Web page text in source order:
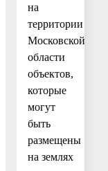
на
территории
Московской
области
объектов,
которые
могут
быть
размещены
на землях